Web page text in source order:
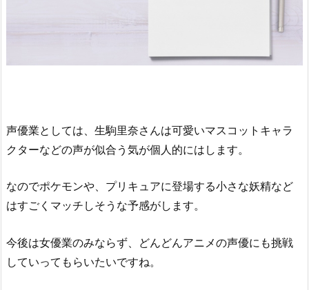
声優業としては、生駒里奈さんは可愛いマスコットキャラ
クターなどの声が似合う気が個人的にはします。
なのでポケモンや、プリキュアに登場する小さな妖精など
はすごくマッチしそうな予感がします。
今後は女優業のみならず、どんどんアニメの声優にも挑戦
していってもらいたいですね。